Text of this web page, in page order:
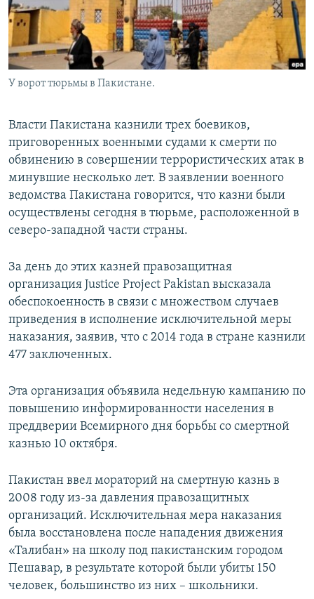
У ворот тюрьмы в Пакистане.
Власти Пакистана казнили трех боевиков,
приговоренных военными судами к смерти по
обвинению в совершении террористических атак в
минувшие несколько лет. В заявлении военного
ведомства Пакистана говорится, что казни были
осуществлены сегодня в тюрьме, расположенной в
северо-западной части страны.
За день до этих казней правозащитная
организация Justice Project Pakistan высказала
обеспокоенность в связи с множеством случаев
приведения в исполнение исключительной меры
наказания, заявив, что с 2014 года в стране казнили
477 заключенных.
Эта организация объявила недельную кампанию по
повышению информированности населения в
преддверии Всемирного дня борьбы со смертной
казнью 10 октября.
Пакистан ввел мораторий на смертную казнь в
2008 году из-за давления правозащитных
организаций. Исключительная мера наказания
была восстановлена после нападения движения
«Талибан» на школу под пакистанским городом
Пешавар, в результате которой были убиты 150
человек, большинство из них – школьники.